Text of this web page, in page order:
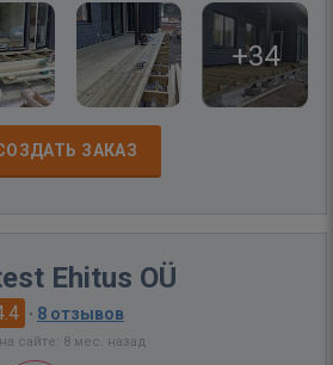
+34
ЗАКАЗ
Ehitus OÜ
· 8 отзывов
сайте: 8 мес. назад